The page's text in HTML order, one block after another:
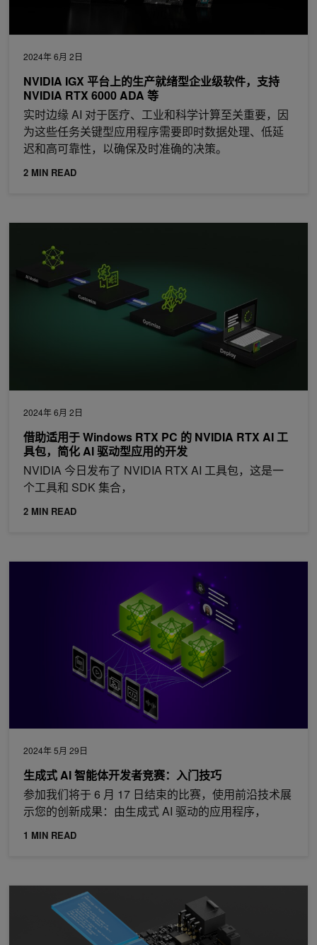
2024年 6月 2日
NVIDIA IGX 平台上的生产就绪型企业级软件，支持
NVIDIA RTX 6000 ADA 等
实时边缘 AI 对于医疗、工业和科学计算至关重要，因
为这些任务关键型应用程序需要即时数据处理、低延
迟和高可靠性，以确保及时准确的决策。
2 MIN READ
2024年 6月 2日
借助适用于 Windows RTX PC 的 NVIDIA RTX AI 工
具包，简化 AI 驱动型应用的开发
NVIDIA 今日发布了 NVIDIA RTX AI 工具包，这是一
个工具和 SDK 集合，
2 MIN READ
2024年 5月 29日
生成式 AI 智能体开发者竞赛：入门技巧
参加我们将于 6 月 17 日结束的比赛，使用前沿技术展
示您的创新成果：由生成式 AI 驱动的应用程序，
1 MIN READ
生成式 AI 智能体开发者竞赛：入门技巧
借助 NVIDIA DOCA 2.7 增强 AI 云数据中心和 NVIDIA Spectrum-